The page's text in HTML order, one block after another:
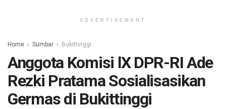
ADVERTISEMENT
Home Sumbar Bukittinggi
Anggota Komisi lX DPR-RI Ade
Rezki Pratama Sosialisasikan
Germas di Bukittinggi